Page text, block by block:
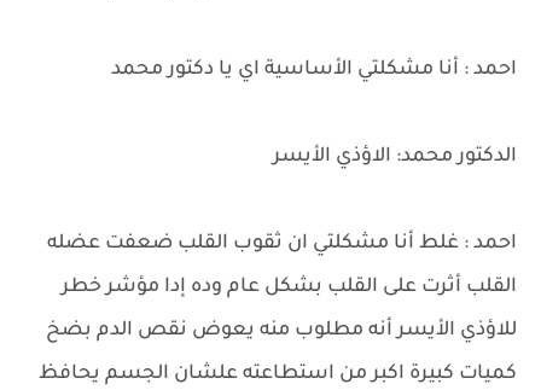
احمد : أنا مشكلتي الأساسية اي يا دكتور محمد
الدكتور محمد: الاؤذي الأيسر
احمد : غلط أنا مشكلتي ان ثقوب القلب ضعفت عضله
القلب أثرت على القلب بشكل عام وده إدا مؤشر خطر
للاؤذي الأيسر أنه مطلوب منه يعوض نقص الدم بضخ
كميات كبيرة اكبر من استطاعته علشان الجسم يحافظ